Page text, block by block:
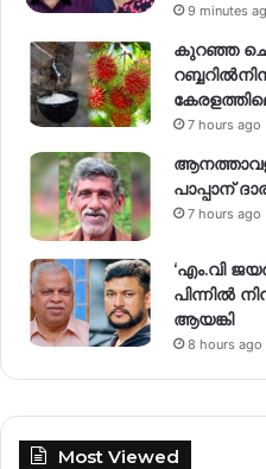
9 minutes
കുറഞ്ഞ
7 hours ago
പാപ്പാന്
7 hours ago
‘എം.വി
പിന്നില്‍
ആയങ്കി
8 hours ago
Most Viewed